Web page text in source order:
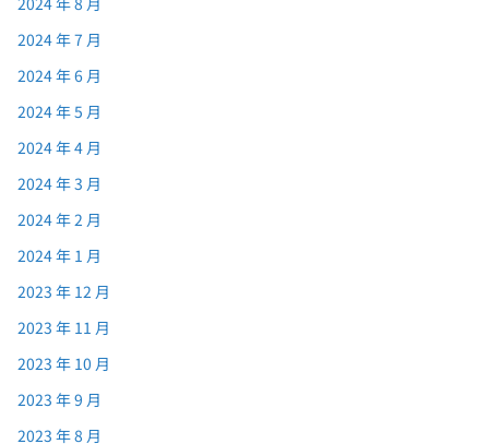
2024 年 7 月
2024 年 6 月
2024 年 5 月
2024 年 4 月
2024 年 3 月
2024 年 2 月
2024 年 1 月
2023 年 12 月
2023 年 11 月
2023 年 10 月
2023 年 9 月
2023 年 8 月